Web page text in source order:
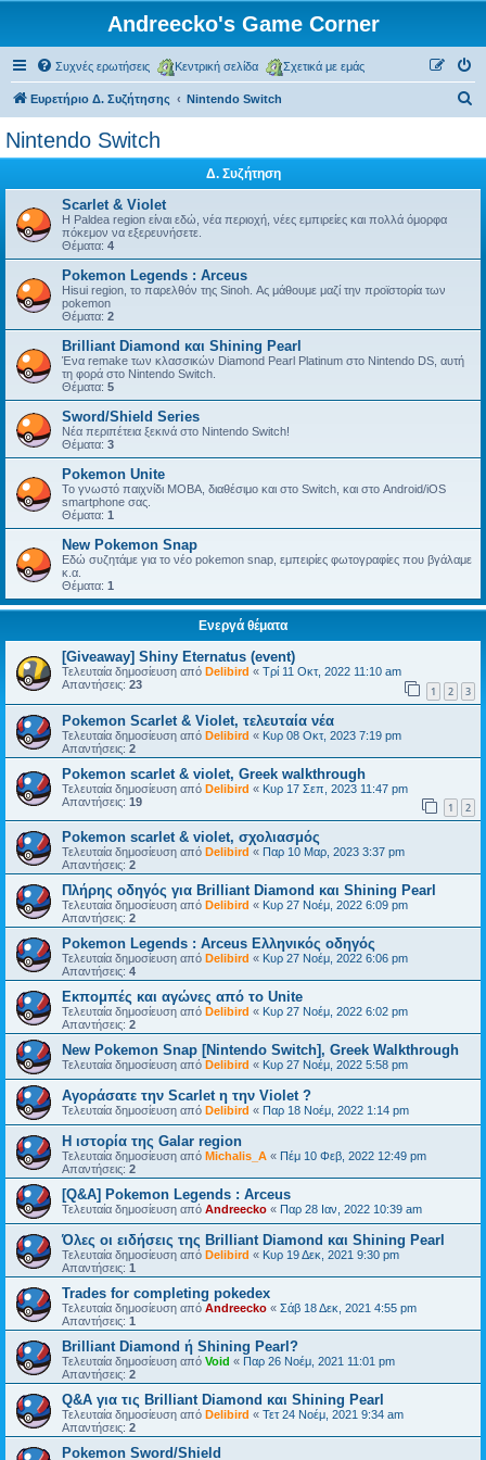
Andreecko's Game Corner
Συχνές ερωτήσεις Κεντρική σελίδα Σχετικά με εμάς
Ευρετήριο Δ. Συζήτησης Nintendo Switch
Nintendo Switch
Δ. Συζήτηση
Scarlet & Violet
Η Paldea region είναι εδώ, νέα περιοχή, νέες εμπιρείες και πολλά όμορφα
πόκεμον να εξερευνήσετε.
Θέματα: 4
Pokemon Legends : Arceus
Hisui region, το παρελθόν της Sinoh. Ας μάθουμε μαζί την προϊστορία των
pokemon
Θέματα: 2
Brilliant Diamond και Shining Pearl
Ένα remake των κλασσικών Diamond Pearl Platinum στο Nintendo DS, αυτή
τη φορά στο Nintendo Switch.
Θέματα: 5
Sword/Shield Series
Νέα περιπέτεια ξεκινά στο Nintendo Switch!
Θέματα: 3
Pokemon Unite
Το γνωστό παιχνίδι MOBA, διαθέσιμο και στο Switch, και στο Android/iOS
smartphone σας.
Θέματα: 1
New Pokemon Snap
Εδώ συζητάμε για το νέο pokemon snap, εμπειρίες φωτογραφίες που βγάλαμε
κ.α.
Θέματα: 1
Ενεργά θέματα
[Giveaway] Shiny Eternatus (event)
Τελευταία δημοσίευση από Delibird « Τρί 11 Οκτ, 2022 11:10 am
Απαντήσεις: 23 1 2 3
Pokemon Scarlet & Violet, τελευταία νέα
Τελευταία δημοσίευση από Delibird « Κυρ 08 Οκτ, 2023 7:19 pm
Απαντήσεις: 2
Pokemon scarlet & violet, Greek walkthrough
Τελευταία δημοσίευση από Delibird « Κυρ 17 Σεπ, 2023 11:47 pm
Απαντήσεις: 19 1 2
Pokemon scarlet & violet, σχολιασμός
Τελευταία δημοσίευση από Delibird « Παρ 10 Μαρ, 2023 3:37 pm
Απαντήσεις: 2
Πλήρης οδηγός για Brilliant Diamond και Shining Pearl
Τελευταία δημοσίευση από Delibird « Κυρ 27 Νοέμ, 2022 6:09 pm
Απαντήσεις: 2
Pokemon Legends : Arceus Ελληνικός οδηγός
Τελευταία δημοσίευση από Delibird « Κυρ 27 Νοέμ, 2022 6:06 pm
Απαντήσεις: 4
Εκπομπές και αγώνες από το Unite
Τελευταία δημοσίευση από Delibird « Κυρ 27 Νοέμ, 2022 6:02 pm
Απαντήσεις: 2
New Pokemon Snap [Nintendo Switch], Greek Walkthrough
Τελευταία δημοσίευση από Delibird « Κυρ 27 Νοέμ, 2022 5:58 pm
Αγοράσατε την Scarlet η την Violet ?
Τελευταία δημοσίευση από Delibird « Παρ 18 Νοέμ, 2022 1:14 pm
Η ιστορία της Galar region
Τελευταία δημοσίευση από Michalis_A « Πέμ 10 Φεβ, 2022 12:49 pm
Απαντήσεις: 2
[Q&A] Pokemon Legends : Arceus
Τελευταία δημοσίευση από Andreecko « Παρ 28 Ιαν, 2022 10:39 am
Όλες οι ειδήσεις της Brilliant Diamond και Shining Pearl
Τελευταία δημοσίευση από Delibird « Κυρ 19 Δεκ, 2021 9:30 pm
Απαντήσεις: 1
Trades for completing pokedex
Τελευταία δημοσίευση από Andreecko « Σάβ 18 Δεκ, 2021 4:55 pm
Απαντήσεις: 1
Brilliant Diamond ή Shining Pearl?
Τελευταία δημοσίευση από Void « Παρ 26 Νοέμ, 2021 11:01 pm
Απαντήσεις: 2
Q&A για τις Brilliant Diamond και Shining Pearl
Τελευταία δημοσίευση από Delibird « Τετ 24 Νοέμ, 2021 9:34 am
Απαντήσεις: 2
Pokemon Sword/Shield